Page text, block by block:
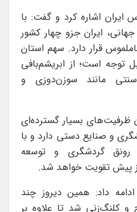
ایران اشاره کرد و گفت: با
ایران جزو چهار کشور
قرار دارد. سهم استان
توجه است؛ از ابریشم‌بافی
مانند سوزن‌دوزی و
ظرفیت‌های بسیار گسترده‌ای
و صنایع دستی دارد و با
رونق گردشگری و توسعه
پیش تقویت خواهد شد.
داد: همین دیروز چند
و کلنگ‌زنی شد تا علاوه بر